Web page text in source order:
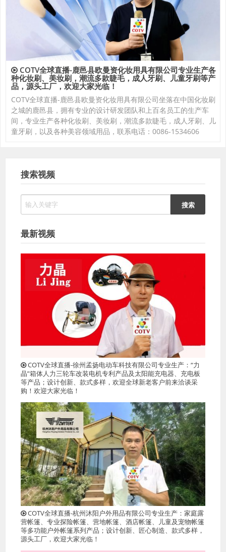
COTV全球直播-鹿邑县欧曼资化妆用具有限公司专业生产各
种化妆刷、美妆刷，潮流多款睫毛，成人牙刷、儿童牙刷等产
品，源头工厂，欢迎大家光临！
COTV全球直播-鹿邑县欧曼资化妆用具有限公司坐落在中国化妆刷
之城的鹿邑县，拥有专业的设计研发团队和上百名员工的生产车
间，专业生产各种化妆刷、美妆刷，潮流多款睫毛，成人牙刷、儿
童牙刷，以及各种美容领域用品，联系电话：0086-1534606
搜索视频
最新视频
COTV全球直播-徐州孟扬电动车科技有限公司专业生产：“力
晶”箱体人力三轮车改装电机专利产品及太阳能充电器、充电板
等产品；设计创新、款式多样，欢迎全球新老客户前来洽谈采
购！欢迎大家光临！
COTV全球直播-杭州沐阳户外用品有限公司专业生产：家庭露
营帐篷、专业探险帐篷、营地帐篷、酒店帐篷、儿童及宠物帐篷
等多功能户外帐篷系列产品；设计创新、匠心制造、款式多样，
源头工厂，欢迎大家光临！